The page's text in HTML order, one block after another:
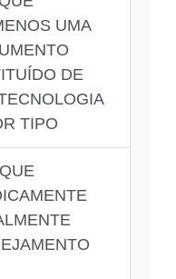
UMA
DE
TIPO